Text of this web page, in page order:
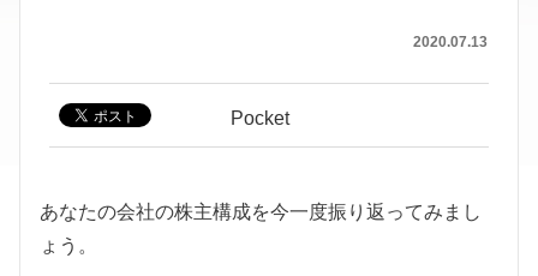
2020.07.13
Pocket
あなたの会社の株主構成を今一度振り返ってみまし
ょう。